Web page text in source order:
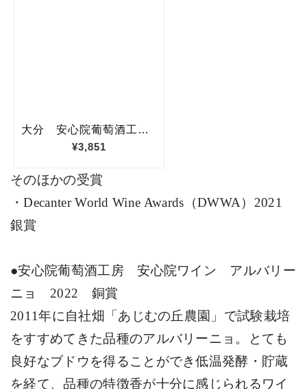
そのほかの受賞
・Decanter World Wine Awards （DWWA ） 2021
銀賞
●安心院葡萄酒工房 安心院ワイン アルバリー
ニョ 2022 銅賞
2011年に自社畑「あじむの丘農園」で試験栽培
をすすめてきた品種のアルバリーニョ。とても
良好なブドウを得ることができ低温発酵・貯蔵
を経て、品種の特徴香が十分に感じられるワイ